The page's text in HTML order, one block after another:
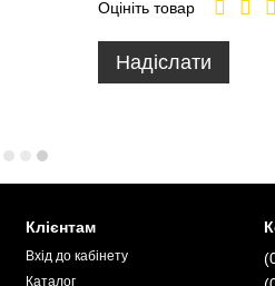
Оцініть товар
Надіслати
Клієнтам
Вхід до кабінету
Каталог